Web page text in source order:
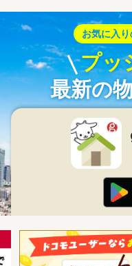
お気に入り
プッ
最新の